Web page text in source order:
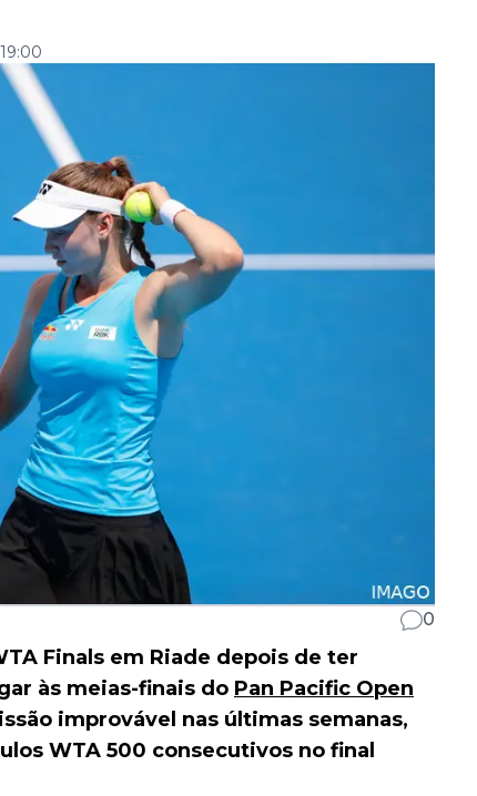
0
Finals em Riade depois de ter
às meias-finais do Pan Pacific Open
improvável nas últimas semanas,
WTA 500 consecutivos no final